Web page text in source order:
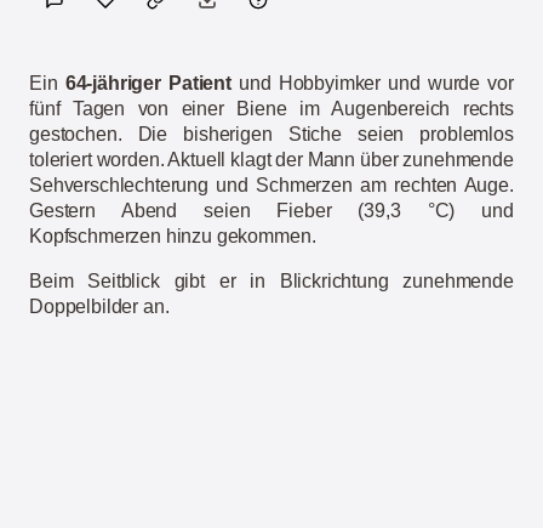
Ein 64-jähriger Patientund Hobbyimker und wurde vor
fünf Tagen von einer Biene im Augenbereich rechts
gestochen. Die bisherigen Stiche seien problemlos
toleriert worden. Aktuell klagt der Mann über zunehmende
Sehverschlechterung und Schmerzen am rechten Auge.
Gestern Abend seien Fieber (39,3 °C) und
Kopfschmerzen hinzu gekommen.
Beim Seitblick gibt er in Blickrichtung zunehmende
Doppelbilder an.